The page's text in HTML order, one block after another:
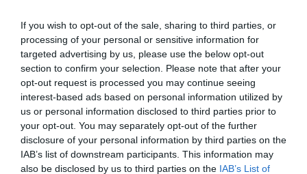
If you wish to opt-out of the sale, sharing to third parties, or
processing of your personal or sensitive information for
targeted advertising by us, please use the below opt-out
section to confirm your selection. Please note that after your
opt-out request is processed you may continue seeing
interest-based ads based on personal information utilized by
us or personal information disclosed to third parties prior to
your opt-out. You may separately opt-out of the further
disclosure of your personal information by third parties on the
IAB’s list of downstream participants. This information may
also be disclosed by us to third parties on the IAB’s List of